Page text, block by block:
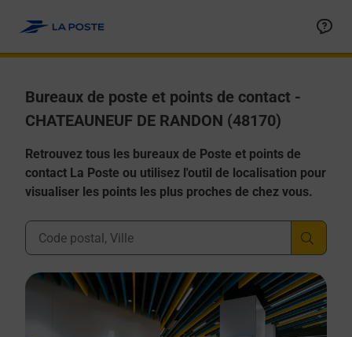
Bureaux de poste et points de contact -
CHATEAUNEUF DE RANDON (48170)
Retrouvez tous les bureaux de Poste et points de
contact La Poste ou utilisez l'outil de localisation pour
visualiser les points les plus proches de chez vous.
Ville, Département, Code Postal